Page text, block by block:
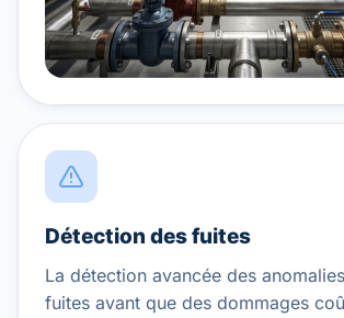
Détection des fuites
La détection avancée des
fuites avant que des dommages